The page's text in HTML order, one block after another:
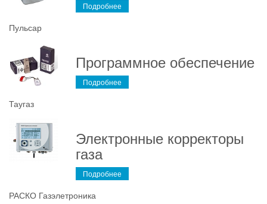
Подробнее
Пульсар
Программное обеспечение
Подробнее
Таугаз
Электронные корректоры
газа
Подробнее
РАСКО Газэлетроника